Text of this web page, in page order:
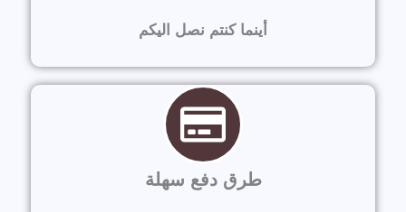
أينما كنتم نصل اليكم
طرق دفع سهلة